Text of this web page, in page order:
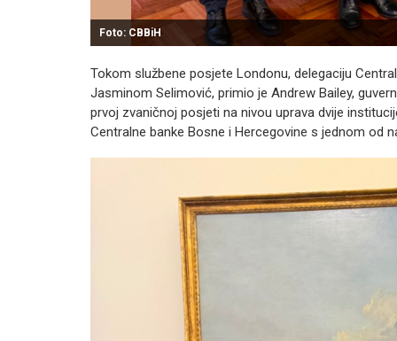
Foto: CBBiH
Tokom službene posjete Londonu, delegaciju
Jasminom Selimović, primio je Andrew Bailey,
prvoj zvaničnoj posjeti na nivou uprava dvije
Centralne banke Bosne i Hercegovine s jednom od